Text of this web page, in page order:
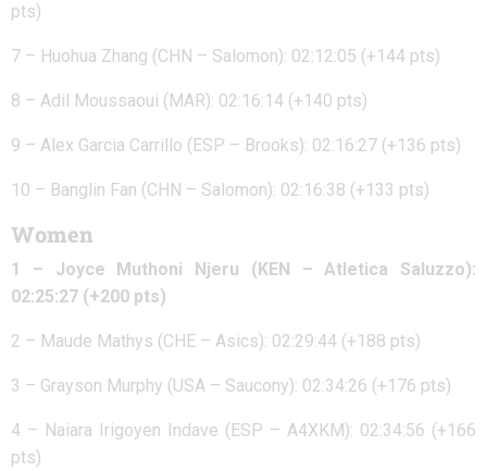
pts)
7 – Huohua Zhang (CHN – Salomon): 02:12:05 (+144 pts)
8 – Adil Moussaoui (MAR): 02:16:14 (+140 pts)
9 – Alex Garcia Carrillo (ESP – Brooks): 02:16:27 (+136 pts)
10 – Banglin Fan (CHN – Salomon): 02:16:38 (+133 pts)
Women
1 – Joyce Muthoni Njeru (KEN – Atletica Saluzzo):
02:25:27 (+200 pts)
2 – Maude Mathys (CHE – Asics): 02:29:44 (+188 pts)
3 – Grayson Murphy (USA – Saucony): 02:34:26 (+176 pts)
4 – Naiara Irigoyen Indave (ESP – A4XKM): 02:34:56 (+166
pts)